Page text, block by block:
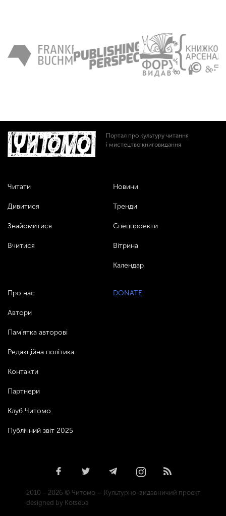
Портал про культуру читання
і мистецтво книговидання
Читати
Дивитися
Знайомитися
Вчитися
Новини
Тренди
Спецпроекти
Вітрина
Календар
Про нас
Автори
Пам’ятка авторові
Редакційна політика
Контакти
Партнери
Клуб Читомо
Публічний звіт 2025
DONATE
2010 – 2026 © Читомо — Культурно-видавничий проект
designed by Kotseba